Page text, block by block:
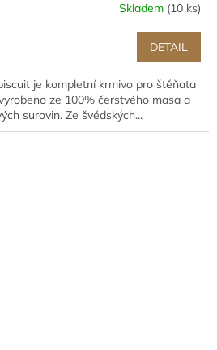
Skladem (10 ks)
DETAIL
je kompletní krmivo pro štěňata
ze 100% čerstvého masa a
surovin. Ze švédských...